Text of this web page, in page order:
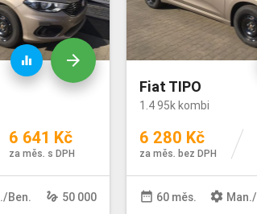
6 641 Kč
za měs. s DPH
./Ben. gesture 50 000
arrow_forward
equalizer
Fiat TIPO
1.4 95k kombi
6 280 Kč
za měs. bez DPH
date_range 60 měs. settings Man./